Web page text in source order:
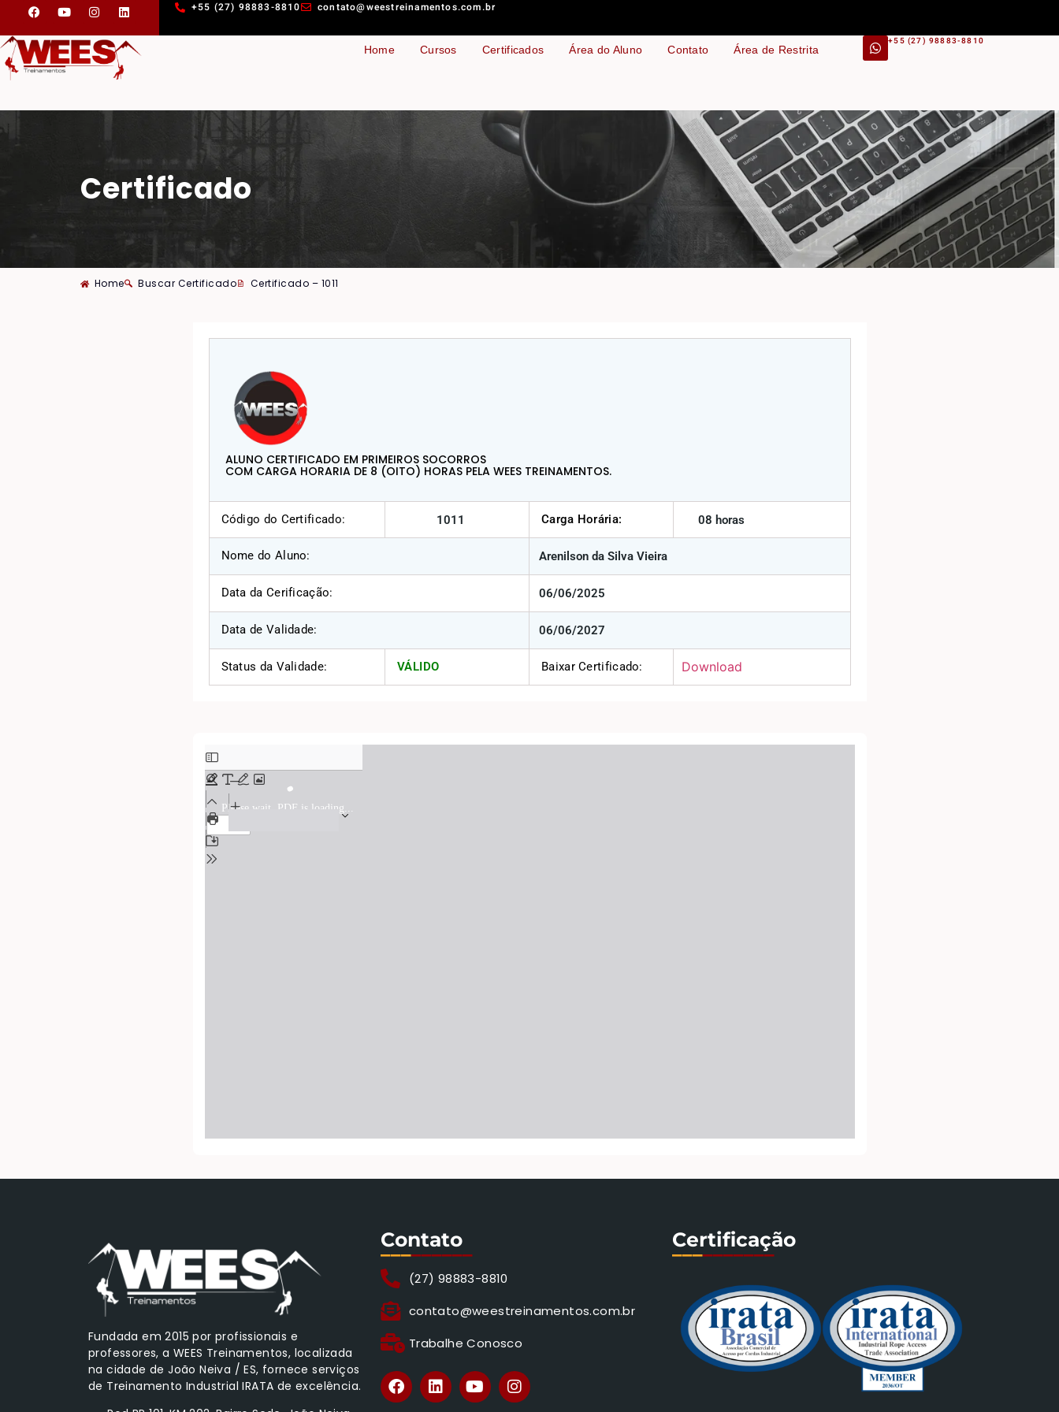
+55 (27) 98883-8810 contato@weestreinamentos.com.br
Home Cursos Certificados Área do Aluno Contato Área de Restrita
+55 (27) 98883-8810
Certificado
Home Buscar Certificado Certificado – 1011
ALUNO CERTIFICADO EM PRIMEIROS SOCORROS
COM CARGA HORARIA DE 8 (OITO) HORAS PELA WEES TREINAMENTOS.
Código do Certificado: 1011 Carga Horária: 08 horas
Nome do Aluno: Arenilson da Silva Vieira
Data da Cerificação: 06/06/2025
Data de Validade: 06/06/2027
Status da Validade: VÁLIDO Baixar Certificado: Download
Fundada em 2015 por profissionais e
professores, a WEES Treinamentos, localizada
na cidade de João Neiva / ES, fornece serviços
de Treinamento Industrial IRATA de excelência.
Contato
(27) 98883-8810
contato@weestreinamentos.com.br
Trabalhe Conosco
_________ Certificação
__________